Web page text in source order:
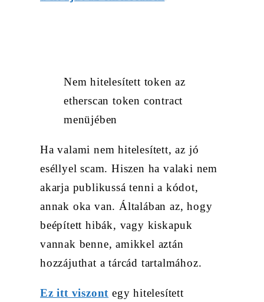
Nem hitelesített token az
etherscan token contract
menüjében
Ha valami nem hitelesített, az jó
eséllyel scam. Hiszen ha valaki nem
akarja publikussá tenni a kódot,
annak oka van. Általában az, hogy
beépített hibák, vagy kiskapuk
vannak benne, amikkel aztán
hozzájuthat a tárcád tartalmához.
Ez itt viszont egy hitelesített